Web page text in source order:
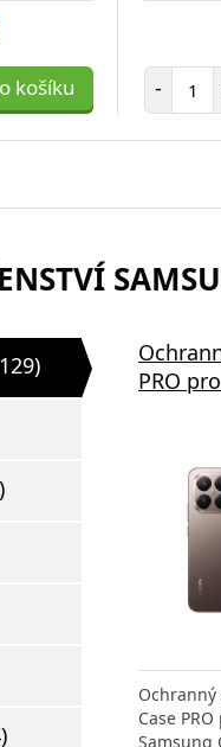
košíku -
PRO
Case
Samsung